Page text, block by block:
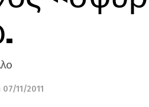
07/11/2011